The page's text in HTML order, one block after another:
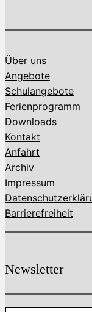
Über uns
Angebote
Schulangebote
Ferienprogramm
Downloads
Kontakt
Anfahrt
Archiv
Impressum
Barrierefreiheit
Newsletter